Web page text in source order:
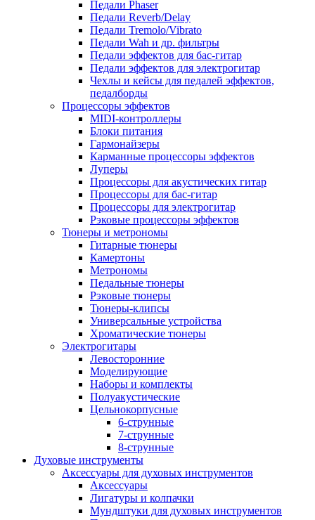
Педали Phaser
Педали Reverb/Delay
Педали Tremolo/Vibrato
Педали Wah и др. фильтры
Педали эффектов для бас-гитар
Педали эффектов для электрогитар
Чехлы и кейсы для педалей эффектов,
педалборды
Процессоры эффектов
MIDI-контроллеры
Блоки питания
Гармонайзеры
Карманные процессоры эффектов
Луперы
Процессоры для акустических гитар
Процессоры для бас-гитар
Процессоры для электрогитар
Рэковые процессоры эффектов
Тюнеры и метрономы
Гитарные тюнеры
Камертоны
Метрономы
Педальные тюнеры
Рэковые тюнеры
Тюнеры-клипсы
Универсальные устройства
Хроматические тюнеры
Электрогитары
Левосторонние
Моделирующие
Наборы и комплекты
Полуакустические
Цельнокорпусные
6-струнные
7-струнные
8-струнные
Духовые инструменты
Аксессуары для духовых инструментов
Аксессуары
Лигатуры и колпачки
Мундштуки для духовых инструментов